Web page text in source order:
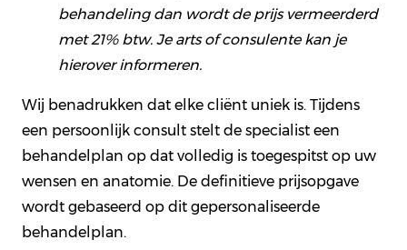
behandeling dan wordt de prijs vermeerderd
met 21% btw. Je arts of consulente kan je
hierover informeren.
Wij benadrukken dat elke cliënt uniek is. Tijdens
een persoonlijk consult stelt de specialist een
behandelplan op dat volledig is toegespitst op uw
wensen en anatomie. De definitieve prijsopgave
wordt gebaseerd op dit gepersonaliseerde
behandelplan.